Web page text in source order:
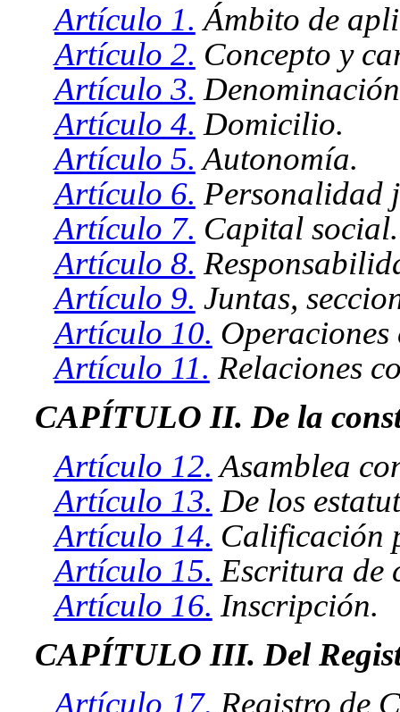
Artículo 1. Ámbito de
Artículo 2. Concepto y
Artículo 3.
Artículo 4. Domicilio.
Artículo 5. Autonomía.
Artículo 6. Personalidad
Artículo 7. Capital social.
Artículo 8.
Artículo 9. Juntas,
Artículo 10. Operaciones
Artículo 11. Relaciones
CAPÍTULO II. De la
Artículo 12. Asamblea
Artículo 13. De los
Artículo 14. Calificación
Artículo 15. Escritura de
Artículo 16. Inscripción.
CAPÍTULO III. Del
Artículo 17. Registro de